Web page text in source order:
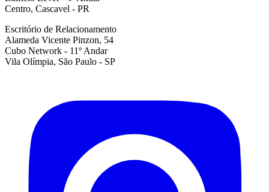
Centro, Cascavel - PR
Escritório de Relacionamento
Alameda Vicente Pinzon, 54
Cubo Network - 11º Andar
Vila Olímpia, São Paulo - SP